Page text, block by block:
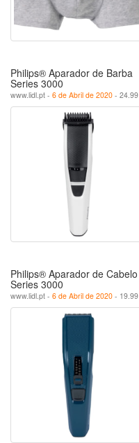
Philips® Aparador de Barba
Series 3000
www.lidl.pt - 6 de Abril de 2020 - 24.99
Philips® Aparador de Cabelo
Series 3000
www.lidl.pt - 6 de Abril de 2020 - 19.99